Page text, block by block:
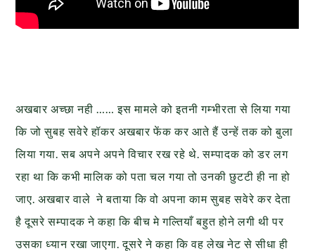
अखबार अच्छा नही …… इस मामले को इतनी गम्भीरता से लिया गया
कि जो सुबह सवेरे हॉकर अखबार फेंक कर आते हैं उन्हें तक को बुला
लिया गया. सब अपने अपने विचार रख रहे थे. सम्पादक को डर लग
रहा था कि कभी मालिक को पता चल गया तो उनकी छुटटी ही ना हो
जाए. अखबार वाले ने बताया कि वो अपना काम सुबह सवेरे कर देता
है दूसरे सम्पादक ने कहा कि बीच मे गल्तियाँ बहुत होने लगी थी पर
उसका ध्यान रखा जाएगा. दूसरे ने कहा कि वह लेख नेट से सीधा ही